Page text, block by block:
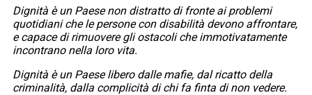
Dignità è un Paese non distratto di fronte ai problemi
quotidiani che le persone con disabilità devono affrontare,
e capace di rimuovere gli ostacoli che immotivatamente
incontrano nella loro vita.
Dignità è un Paese libero dalle mafie, dal ricatto della
criminalità, dalla complicità di chi fa finta di non vedere.